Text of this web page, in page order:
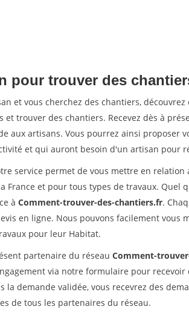
pour trouver des
et vous cherchez des chantiers,
et trouver des chantiers. Recevez dès à
aux artisans. Vous pourrez ainsi proposer
et qui auront besoin d'un artisan pour
service permet de vous mettre en
France et pour tous types de travaux. Quel
à Comment-trouver-des-chantiers.fr.
en ligne. Nous pouvons facilement vous
pour leur Habitat.
partenaire du réseau Comment-
via notre formulaire pour
la demande validée, vous recevrez des
de tous les partenaires du réseau.